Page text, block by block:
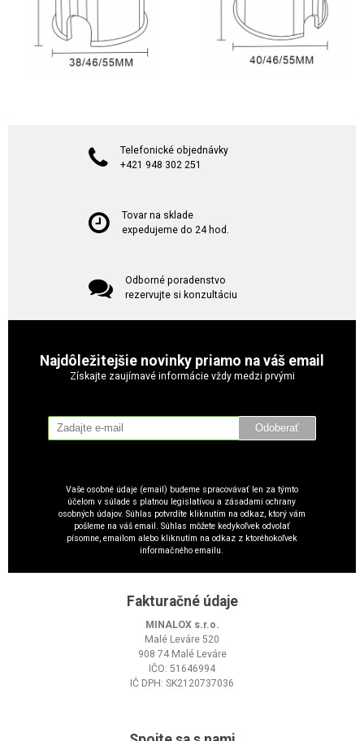
Telefonické objednávky
+421 948 302 251
Tovar na sklade
expedujeme do 24 hod.
Odborné poradenstvo
rezervujte si konzultáciu
Najdôležitejšie novinky priamo na váš email
Získajte zaujímavé informácie vždy medzi prvými
Odoberať
Vaše osobné údaje (email) budeme spracovávať len za týmto
účelom v súlade s platnou legislatívou a zásadami ochrany
osobných údajov. Súhlas potvrdíte kliknutím na odkaz, ktorý vám
pošleme na váš email. Súhlas môžete kedykoľvek odvolať
písomne, emailom alebo kliknutím na odkaz z ktoréhokoľvek
informačného emailu.
Fakturačné údaje
MINALOX s.r.o.
Malé Leváre 520
908 74 Malé Leváre
IČO: 51646994
IČ DPH: SK2120737036